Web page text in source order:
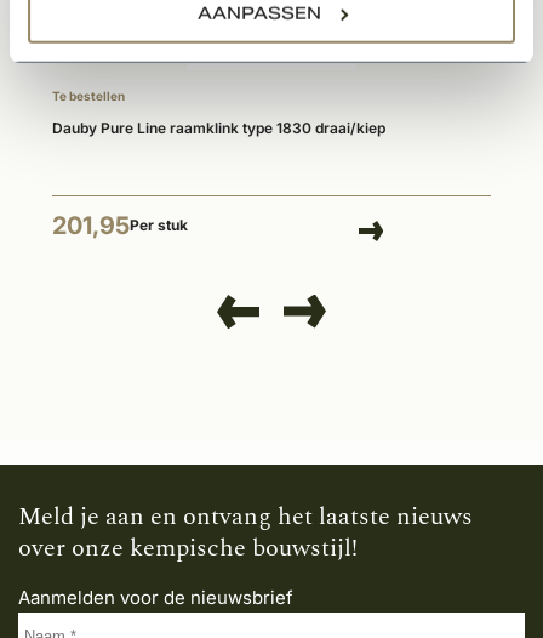
AANPASSEN
Te bestellen
Dauby Pure Line raamklink type 1830 draai/kiep
201,95Per stuk
Meld je aan en ontvang het laatste nieuws
over onze kempische bouwstijl!
Aanmelden voor de nieuwsbrief